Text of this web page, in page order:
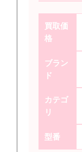
買取価
格
ブラン
ド
カテゴ
リ
型番